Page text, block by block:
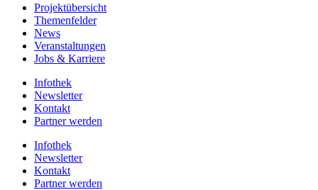
Projektübersicht
Themenfelder
News
Veranstaltungen
Jobs & Karriere
Infothek
Newsletter
Kontakt
Partner werden
Infothek
Newsletter
Kontakt
Partner werden